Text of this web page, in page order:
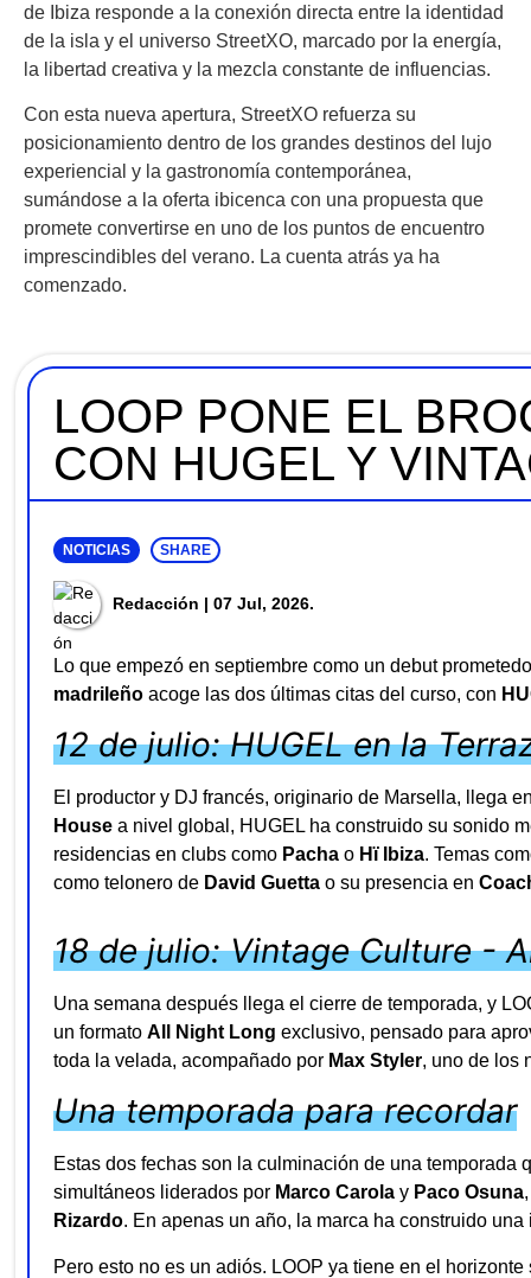
de Ibiza responde a la conexión directa entre la identidad
de la isla y el universo StreetXO, marcado por la energía,
la libertad creativa y la mezcla constante de influencias.
Con esta nueva apertura, StreetXO refuerza su
posicionamiento dentro de los grandes destinos del lujo
experiencial y la gastronomía contemporánea,
sumándose a la oferta ibicenca con una propuesta que
promete convertirse en uno de los puntos de encuentro
imprescindibles del verano. La cuenta atrás ya ha
comenzado.
LOOP PONE EL
CON HUGEL Y
NOTICIAS SHARE
Redacción | 07 Jul, 2026.
Lo que empezó en septiembre como un debut
madrileño acoge las dos últimas citas del curso, con
12 de julio: HUGEL en la
El productor y DJ francés, originario de Marsella, llega
House a nivel global, HUGEL ha construido su sonido
residencias en clubs como Pacha o Hï Ibiza. Temas
como telonero de David Guetta o su presencia en
18 de julio: Vintage Culture -
Una semana después llega el cierre de temporada, y
un formato All Night Long exclusivo, pensado para
toda la velada, acompañado por Max Styler, uno de los
Una temporada para recordar
Estas dos fechas son la culminación de una
simultáneos liderados por Marco Carola y Paco Osuna
Rizardo. En apenas un año, la marca ha construido
Pero esto no es un adiós. LOOP ya tiene en el